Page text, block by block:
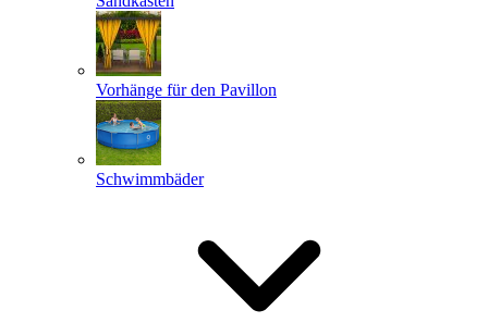
Vorhänge für den Pavillon
Schwimmbäder